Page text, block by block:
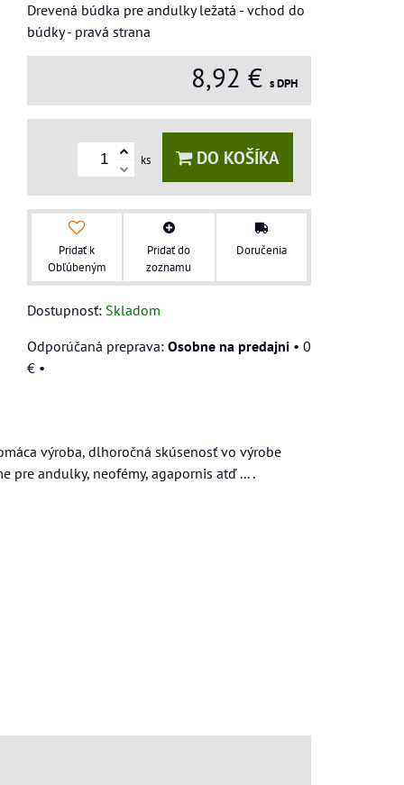
Drevená búdka pre andulky ležatá - vchod do
búdky - pravá strana
8,92 € s DPH
ks DO KOŠÍKA
Pridať k
Obľúbeným
Pridať do
zoznamu
Doručenia
Dostupnosť: Skladom
Osobne na predajni • 0
€ •
výroba, dlhoročná skúsenosť vo výrobe
pre andulky, neofémy, agapornis atď ... .